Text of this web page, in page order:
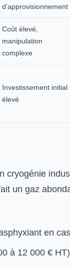
d’approvisionnement
Coût élevé,
manipulation
complexe
Investissement initial
élevé
cryogénie
un gaz
en
à 12 000 €